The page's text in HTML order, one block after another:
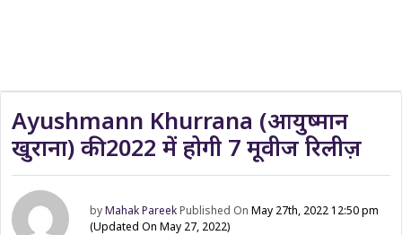
Ayushmann Khurrana (आयुष्मान
खुराना) की 2022 में होगी 7 मूवीज रिलीज़
byMahak PareekPublished OnMay 27th, 2022 12:50 pm
(Updated On May 27, 2022)